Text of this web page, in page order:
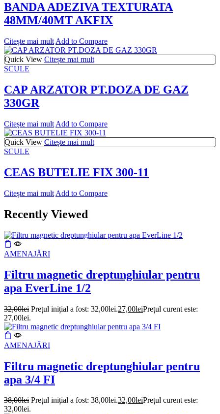
BANDA ADEZIVA TEXTURATA
48MM/40MT AKFIX
Citește mai mult Add to Compare
Quick View Citește mai mult
SCULE
CAP ARZATOR PT.DOZA DE GAZ
330GR
Citește mai mult Add to Compare
Quick View Citește mai mult
SCULE
CEAS BUTELIE FIX 300-11
Citește mai mult Add to Compare
Recently Viewed
AMENAJĂRI
Filtru magnetic dreptunghiular pentru
apa EverLine 1/2
32,00lei Prețul inițial a fost: 32,00lei.27,00leiPrețul curent este:
27,00lei.
AMENAJĂRI
Filtru magnetic dreptunghiular pentru
apa 3/4 FI
38,00lei Prețul inițial a fost: 38,00lei.32,00leiPrețul curent este:
32,00lei.